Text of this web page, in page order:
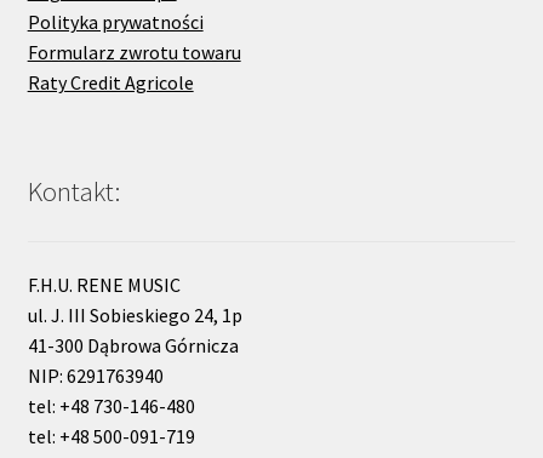
Polityka prywatności
Formularz zwrotu towaru
Raty Credit Agricole
Kontakt:
F.H.U. RENE MUSIC
ul. J. III Sobieskiego 24, 1p
41-300 Dąbrowa Górnicza
NIP: 6291763940
tel: +48 730-146-480
tel: +48 500-091-719